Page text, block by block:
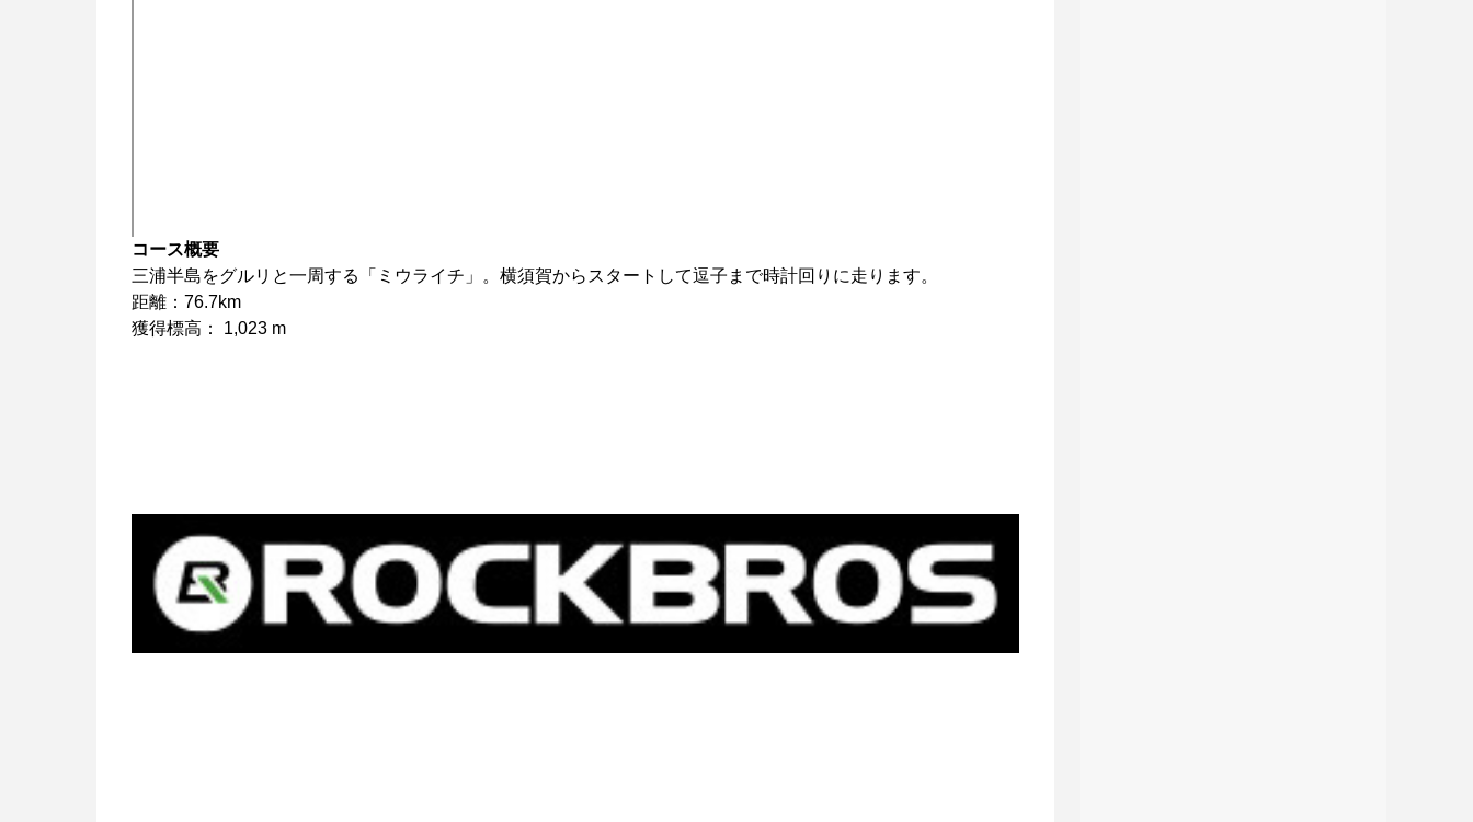
コース概要
三浦半島をグルリと一周する「ミウライチ」。横須賀からスタートして逗子まで時計回りに走ります。
距離：76.7km
獲得標高： 1,023 m